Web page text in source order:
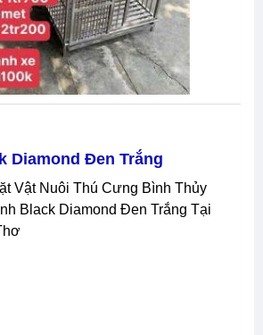
Diamond Đen Trắng
Black Diamond Đen Trắng Tại